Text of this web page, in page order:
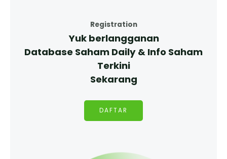
Registration
Yuk berlangganan
Database Saham Daily & Info Saham
Terkini
Sekarang
DAFTAR